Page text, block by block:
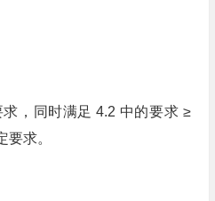
，同时满足 4.2 中的要求 ≥
求。